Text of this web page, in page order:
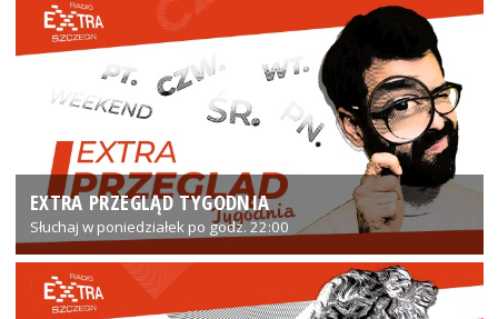
EXTRA PRZEGLĄD TYGODNIA
Słuchaj w poniedziałek po godz. 22:00